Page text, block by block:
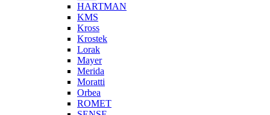
HARTMAN
KMS
Kross
Krostek
Lorak
Mayer
Merida
Moratti
Orbea
ROMET